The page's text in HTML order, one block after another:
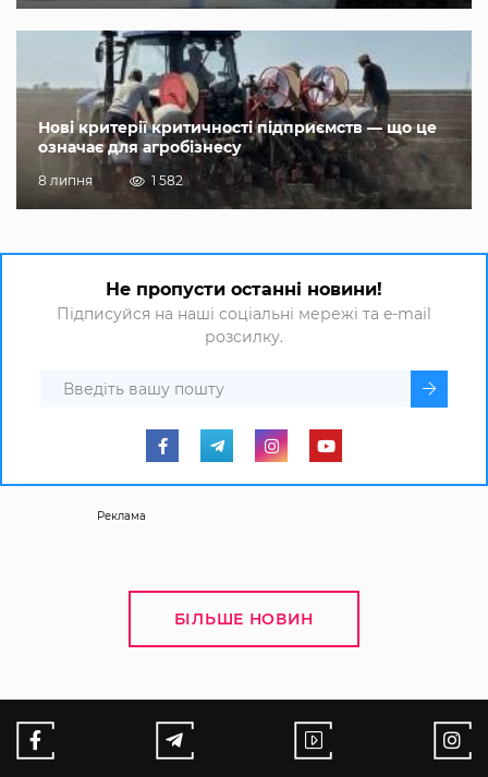
Нові критерії критичності підприємств — що це
означає для агробізнесу
8 липня 1 582
Не пропусти останні новини!
Підписуйся на наші соціальні мережі та e-mail
розсилку.
Реклама
БІЛЬШЕ НОВИН